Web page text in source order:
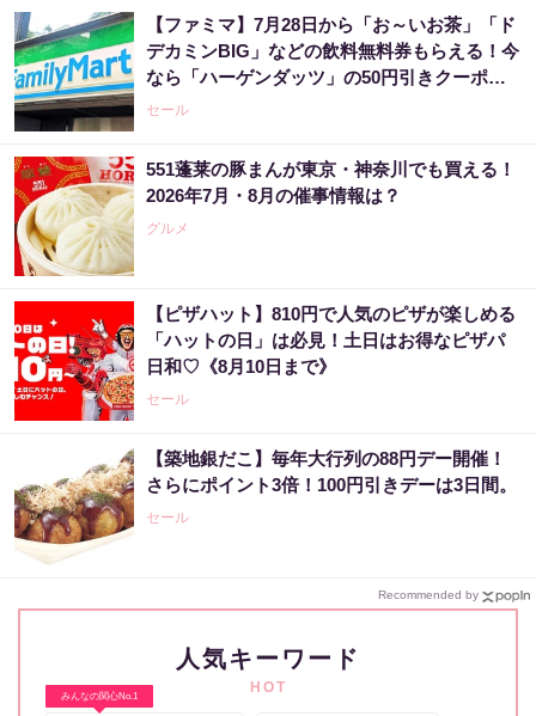
【ファミマ】7月28日から「お～いお茶」「ド
デカミンBIG」などの飲料無料券もらえる！今
なら「ハーゲンダッツ」の50円引きクーポン
も。
セール
551蓬莱の豚まんが東京・神奈川でも買える！
2026年7月・8月の催事情報は？
グルメ
【ピザハット】810円で人気のピザが楽しめる
「ハットの日」は必見！土日はお得なピザパ
日和♡《8月10日まで》
セール
【築地銀だこ】毎年大行列の88円デー開催！
さらにポイント3倍！100円引きデーは3日間。
セール
Recommended by
人気キーワード
HOT
みんなの関心No.1